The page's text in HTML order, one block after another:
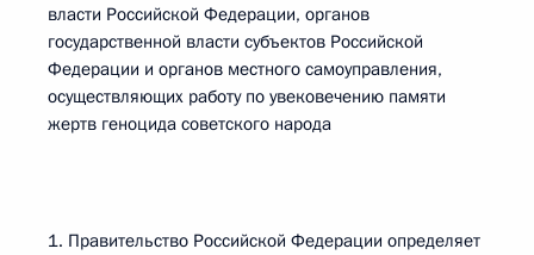
власти Российской Федерации, органов
государственной власти субъектов Российской
Федерации и органов местного самоуправления,
осуществляющих работу по увековечению памяти
жертв геноцида советского народа
1. Правительство Российской Федерации определяет